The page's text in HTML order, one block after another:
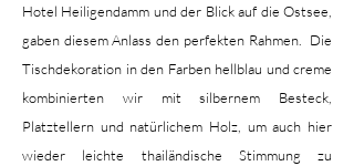
Hotel Heiligendamm und der Blick auf die Ostsee,
gaben diesem Anlass den perfekten Rahmen. Die
Tischdekoration in den Farben hellblau und creme
kombinierten wir mit silbernem Besteck,
Platztellern und natürlichem Holz, um auch hier
wieder leichte thailändische Stimmung zu